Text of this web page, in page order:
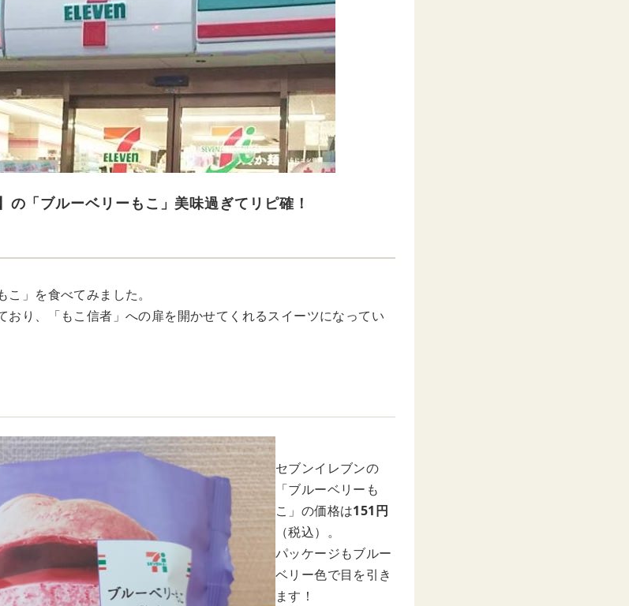
「ブルーベリーもこ」美味過ぎてリピ確！
」を食べてみました。
おり、「もこ信者」への扉を開かせてくれるスイーツになってい
セブンイレブンの
「ブルーベリーも
こ」の価格は151円
（税込）。
パッケージもブルー
ベリー色で目を引き
ます！